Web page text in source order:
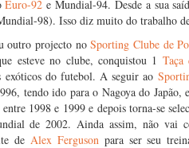
Euro-92 e Mundial-94. Desde a sua
98). Isso diz muito do trabalho
outro projecto noSporting Clube de
esteve no clube, conquistou 1 Taça
exóticos do futebol. A seguir ao
tendo ido para o Nagoya do
1998 e 1999 e depois torna-se
de 2002. Ainda assim, não vai
de Alex Fergusonpara ser seu